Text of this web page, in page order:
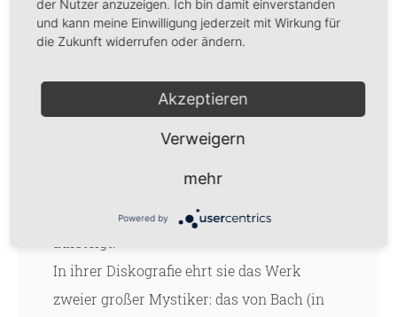
einen Namen gemacht. Le Monde schreibt:
„Ihre Aufnahme ist eine Verdichtung der
Inkarnation der Hauptfiguren des Olymp:
von der Jägerin Diana, die mit ihrem
verpasst, bis zum schwer fassbaren
Merkur, der aus ihren virtuosen Fingern
In ihrer Diskografie ehrt sie das Werk
zweier großer Mystiker: das von Bach (in
der Nutzer anzuzeigen. Ich bin damit einverstanden
und kann meine Einwilligung jederzeit mit Wirkung für
die Zukunft widerrufen oder ändern.
Akzeptieren
Verweigern
mehr
Powered by